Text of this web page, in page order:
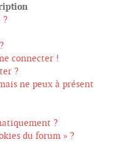
?
connecter !
?
ne peux à présent
?
du forum » ?